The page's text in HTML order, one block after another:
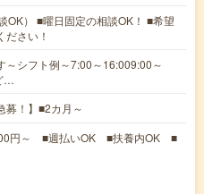
OK） ■曜日固定の相談OK！ ■希望
さい！
シフト例～7:00～16:009:00～
…
募！】■2カ月～
円～ ■週払いOK ■扶養内OK ■